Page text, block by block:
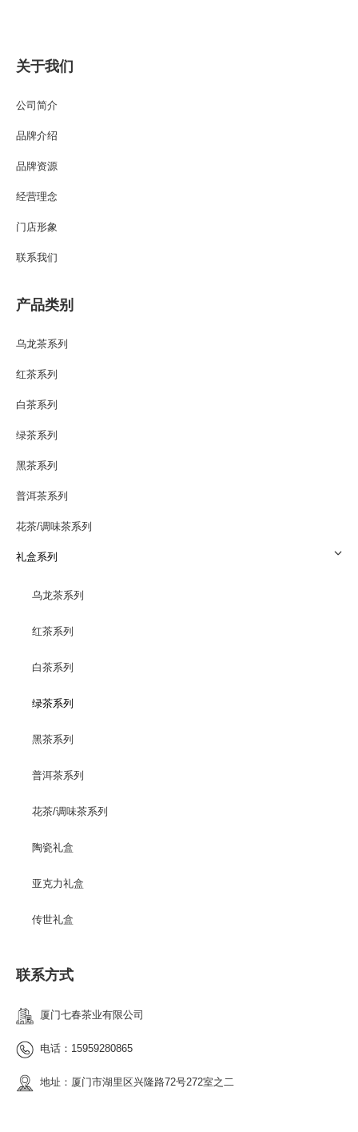
关于我们
公司简介
品牌介绍
品牌资源
经营理念
门店形象
联系我们
产品类别
乌龙茶系列
红茶系列
白茶系列
绿茶系列
黑茶系列
普洱茶系列
花茶/调味茶系列
礼盒系列
乌龙茶系列
红茶系列
白茶系列
绿茶系列
黑茶系列
普洱茶系列
花茶/调味茶系列
陶瓷礼盒
亚克力礼盒
传世礼盒
联系方式
厦门七春茶业有限公司
电话：15959280865
地址：厦门市湖里区兴隆路72号272室之二